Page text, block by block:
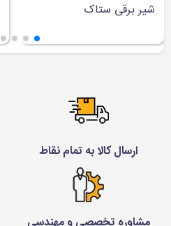
شیر برقی ستاک
ارسال کالا به تمام نقاط